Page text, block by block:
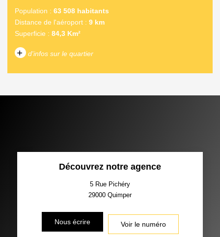
Population : 63 508 habitants
Distance de l'aéroport : 9 km
Superficie : 84,3 Km²
+ d'infos sur le quartier
PART DES MÉNAGES SANS
VOITURE
ECOLES ET CRÈCHES
Découvrez notre agence
5 Rue Pichéry
29000 Quimper
Nous écrire Voir le numéro